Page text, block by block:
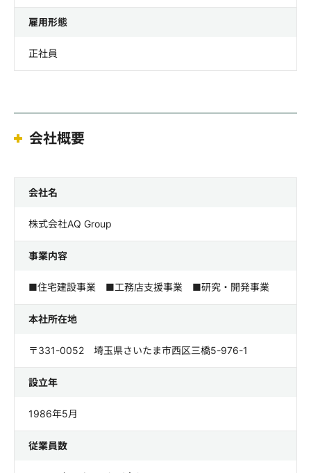
雇用形態
正社員
会社概要
会社名
株式会社AQ Group
事業内容
■住宅建設事業 ■工務店支援事業 ■研究・開発事業
本社所在地
〒331-0052 埼玉県さいたま市西区三橋5-976-1
設立年
1986年5月
従業員数